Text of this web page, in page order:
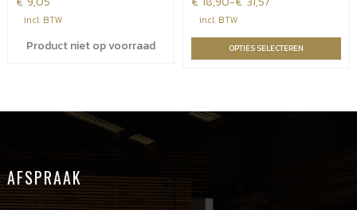
incl. BTW
Product niet op voorraad
€18,90
tot
incl. BTW
OPTIES SELECTEREN
AFSPRAAK